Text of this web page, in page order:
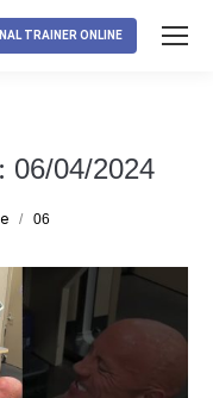
TRAINER ONLINE
06/04/2024
06